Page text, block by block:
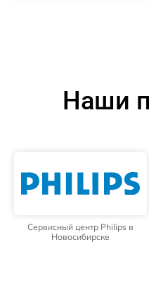
Наши
Сервисный центр Philips в
Новосибирске